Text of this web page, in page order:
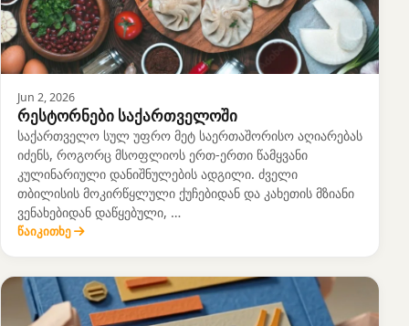
Jun 2, 2026
რესტორნები საქართველოში
საქართველო სულ უფრო მეტ საერთაშორისო აღიარებას
იძენს, როგორც მსოფლიოს ერთ-ერთი წამყვანი
კულინარიული დანიშნულების ადგილი. ძველი
თბილისის მოკირწყლული ქუჩებიდან და კახეთის მზიანი
ვენახებიდან დაწყებული, …
წაიკითხე